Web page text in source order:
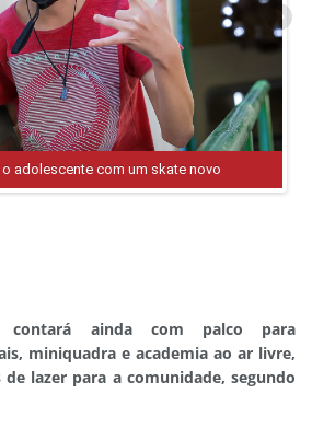
ainda com palco para
miniquadra e academia ao ar livre,
lazer para a comunidade, segundo